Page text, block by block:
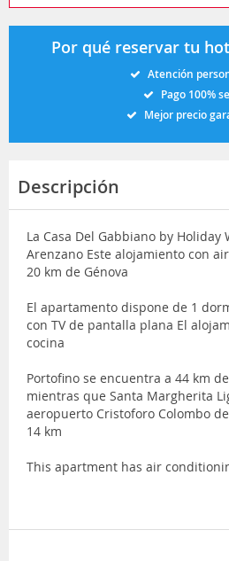
Por qué reservar tu
Atención
Pago 100%
Mejor precio
Descripción
La Casa Del Gabbiano by
Arenzano Este alojamiento con
20 km de Génova
El apartamento dispone de 1
con TV de pantalla plana El
cocina
Portofino se encuentra a 44 km
mientras que Santa Margherita
aeropuerto Cristoforo Colombo
14 km
This apartment has air